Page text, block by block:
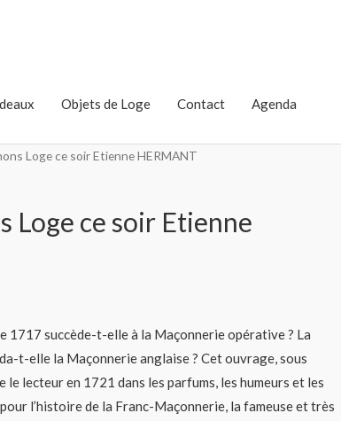
Objets de Loge Contact Agenda
Loge ce soir Etienne HERMANT
Loge ce soir Etienne
1717 succède-t-elle à la Maçonnerie opérative ? La
t-elle la Maçonnerie anglaise ? Cet ouvrage, sous
le lecteur en 1721 dans les parfums, les humeurs et les
l’histoire de la Franc-Maçonnerie, la fameuse et très